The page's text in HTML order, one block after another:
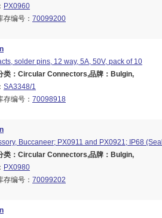
PX0960
存编号： 70099200
solder pins, 12 way, 5A, 50V, pack of 10
类：Circular Connectors,品牌：Bulgin,
SA3348/1
存编号： 70098918
Buccaneer; PX0911 and PX0921; IP68
类：Circular Connectors,品牌：Bulgin,
PX0980
存编号： 70099202